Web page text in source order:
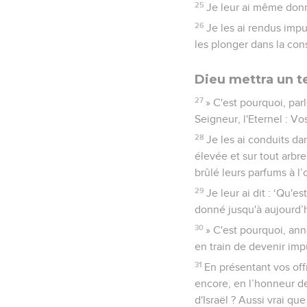
25 Je leur ai même
26 Je les ai rendus
les plonger dans la
Dieu mettra un
27 » C'est pourquoi,
Seigneur, l'Eternel :
28 Je les ai conduits
élevée et sur tout
brûlé leurs parfums à
29 Je leur ai dit :
donné jusqu'à
30 » C'est pourquoi,
en train de devenir
31 En présentant vos
encore, en l’honneur
d'Israël ? Aussi vrai